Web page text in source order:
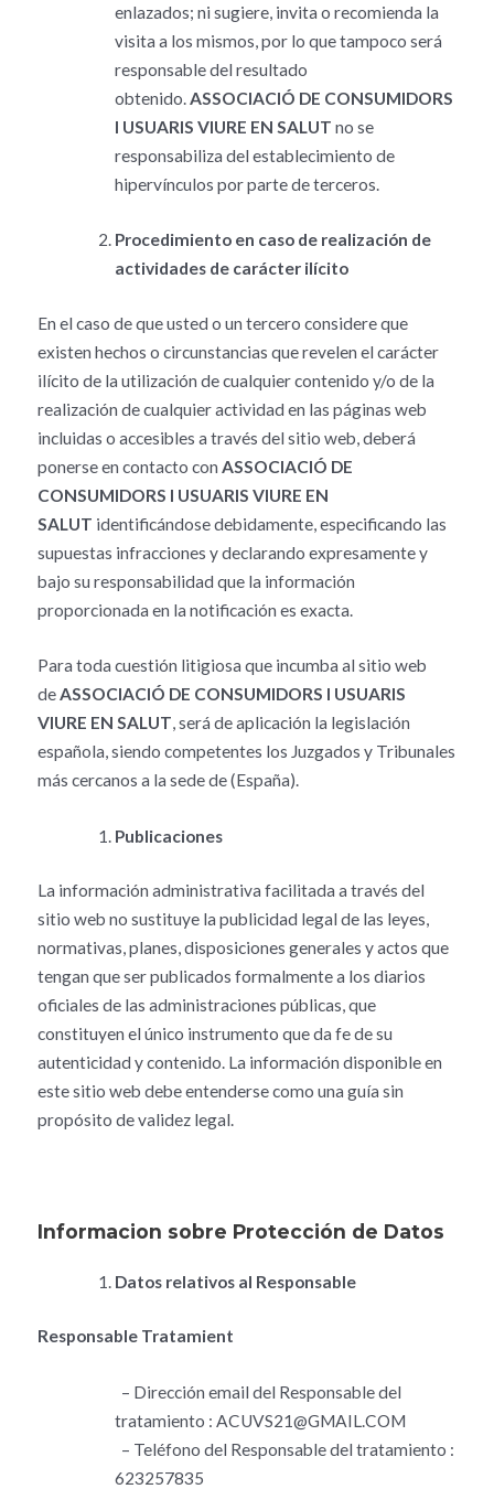
enlazados; ni sugiere, invita o recomienda la
visita a los mismos, por lo que tampoco será
responsable del resultado
obtenido. ASSOCIACIÓ DE CONSUMIDORS
I USUARIS VIURE EN SALUT no se
responsabiliza del establecimiento de
hipervínculos por parte de terceros.
Procedimiento en caso de realización de
actividades de carácter ilícito
En el caso de que usted o un tercero considere que
existen hechos o circunstancias que revelen el carácter
ilícito de la utilización de cualquier contenido y/o de la
realización de cualquier actividad en las páginas web
incluidas o accesibles a través del sitio web, deberá
ponerse en contacto con ASSOCIACIÓ DE
CONSUMIDORS I USUARIS VIURE EN
SALUT identificándose debidamente, especificando las
supuestas infracciones y declarando expresamente y
bajo su responsabilidad que la información
proporcionada en la notificación es exacta.
Para toda cuestión litigiosa que incumba al sitio web
deASSOCIACIÓ DE CONSUMIDORS I USUARIS
VIURE EN SALUT, será de aplicación la legislación
española, siendo competentes los Juzgados y Tribunales
más cercanos a la sede de (España).
Publicaciones
La información administrativa facilitada a través del
sitio web no sustituye la publicidad legal de las leyes,
normativas, planes, disposiciones generales y actos que
tengan que ser publicados formalmente a los diarios
oficiales de las administraciones públicas, que
constituyen el único instrumento que da fe de su
autenticidad y contenido. La información disponible en
este sitio web debe entenderse como una guía sin
propósito de validez legal.
Informacion sobre Protección de Datos
Datos relativos al Responsable
Responsable Tratamient
– Dirección email del Responsable del
tratamiento : ACUVS21@GMAIL.COM
– Teléfono del Responsable del tratamiento :
623257835